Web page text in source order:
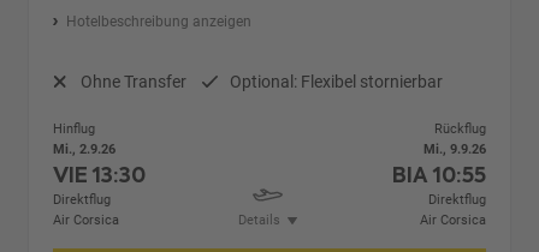
Hotelbeschreibung anzeigen
Ohne Transfer Optional: Flexibel stornierbar
Hinflug
Mi., 2.9.26
VIE13:30
Direktflug
Air Corsica
Details
Rückflug
Mi., 9.9.26
BIA 10:55
Direktflug
Air Corsica